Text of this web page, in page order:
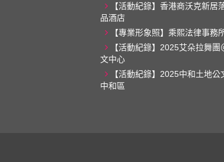
【活動紀錄】香港商沃克新居
品酒店
【專業形象照】乘熙法律事務
【活動紀錄】2025艾朵拉舞團
文中心
【活動紀錄】2025中和土地公
中和區